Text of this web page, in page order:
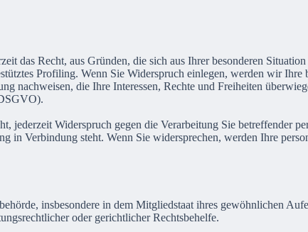
Recht, aus Gründen, die sich aus Ihrer besonderen
Profiling. Wenn Sie Widerspruch einlegen, werden wir Ihre
nachweisen, die Ihre Interessen, Rechte und Freiheiten
jederzeit Widerspruch gegen die Verarbeitung Sie betreffender
Verbindung steht. Wenn Sie widersprechen, werden Ihre
insbesondere in dem Mitgliedstaat ihres gewöhnlichen
oder gerichtlicher Rechtsbehelfe.